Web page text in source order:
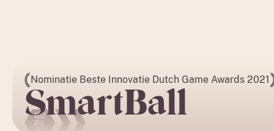
Nominatie Beste Innovatie Dutch Game Awards 2021
SmartBall